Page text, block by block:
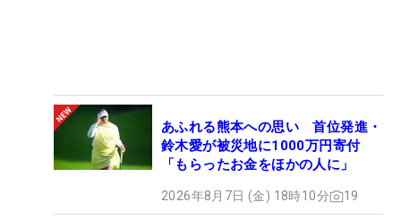
あふれる熊本への思い 首位発進・
鈴木愛が被災地に1000万円寄付
「もらったお金をほかの人に」
2026年8月7日 (金) 18時10分 19